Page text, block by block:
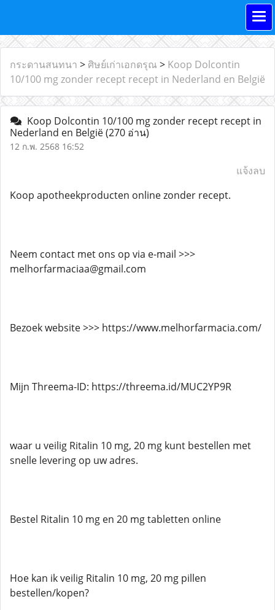
กระดานสนทนา > ศิษย์เก่าเอกดรุณ > Koop Dolcontin
10/100 mg zonder recept recept in Nederland en België
Koop Dolcontin 10/100 mg zonder recept recept in
Nederland en België(270 อ่าน)
12 ก.พ. 2568 16:52
แจ้งลบ
Koop apotheekproducten online zonder recept.
Neem contact met ons op via e-mail >>>
melhorfarmaciaa@gmail.com
Bezoek website >>> https://www.melhorfarmacia.com/
Mijn Threema-ID: https://threema.id/MUC2YP9R
waar u veilig Ritalin 10 mg, 20 mg kunt bestellen met
snelle levering op uw adres.
Bestel Ritalin 10 mg en 20 mg tabletten online
Hoe kan ik veilig Ritalin 10 mg, 20 mg pillen
bestellen/kopen?